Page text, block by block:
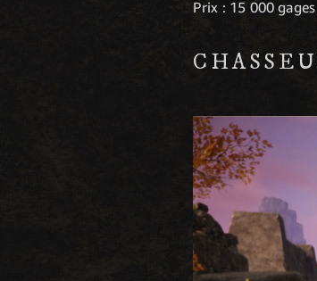
Prix : 15 000